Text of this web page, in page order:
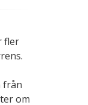
fler
från
om